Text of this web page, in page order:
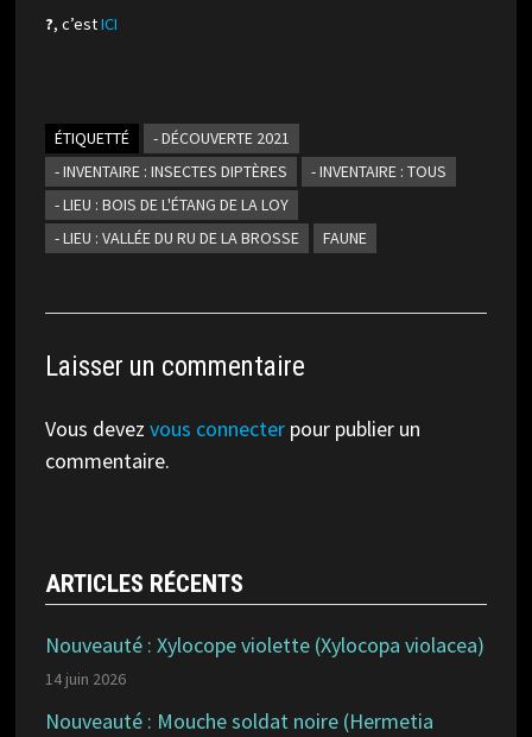
?, c’estICI
ÉTIQUETTÉ
- DÉCOUVERTE 2021
- INVENTAIRE : INSECTES DIPTÈRES
- INVENTAIRE : TOUS
- LIEU : BOIS DE L'ÉTANG DE LA LOY
- LIEU : VALLÉE DU RU DE LA BROSSE
FAUNE
Laisser un commentaire
Vous devez vous connecterpour publier un
commentaire.
ARTICLES RÉCENTS
Nouveauté : Xylocope violette (Xylocopa violacea)
14 juin 2026
Nouveauté : Mouche soldat noire (Hermetia